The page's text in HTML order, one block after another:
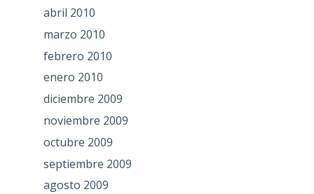
abril 2010
marzo 2010
febrero 2010
enero 2010
diciembre 2009
noviembre 2009
octubre 2009
septiembre 2009
agosto 2009